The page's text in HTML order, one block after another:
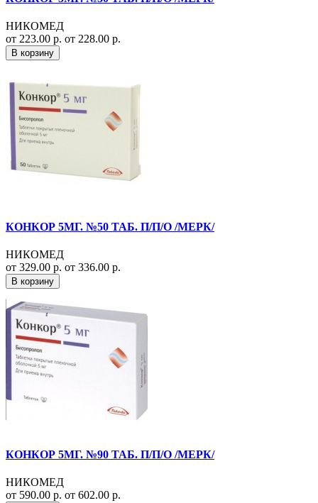
НИКОМЕД
от 223.00 р. от 228.00 р.
В корзину
КОНКОР 5МГ. №50 ТАБ. П/П/О /МЕРК/
НИКОМЕД
от 329.00 р. от 336.00 р.
В корзину
КОНКОР 5МГ. №90 ТАБ. П/П/О /МЕРК/
НИКОМЕД
от 590.00 р. от 602.00 р.